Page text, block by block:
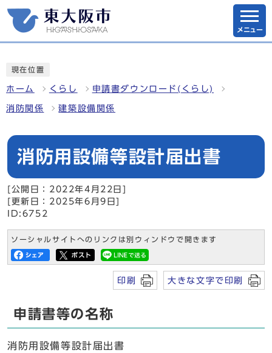
メニュー
現在位置
ホーム くらし 申請書ダウンロード(くらし)
消防関係 建築設備関係
消防用設備等設計届出書
[公開日：2022年4月22日]
[更新日：2025年6月9日]
ID:6752
ソーシャルサイトへのリンクは別ウィンドウで開きます
印刷 大きな文字で印刷
申請書等の名称
消防用設備等設計届出書